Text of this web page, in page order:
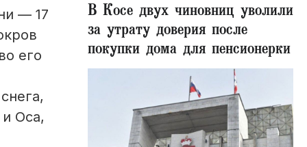
— 17
его
Оса,
В Косе двух чиновниц уволили
за утрату доверия после
покупки дома для пенсионерки